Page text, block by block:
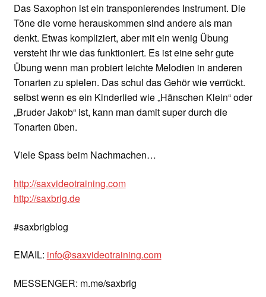
Das Saxophon ist ein transponierendes Instrument. Die
Töne die vorne herauskommen sind andere als man
denkt. Etwas kompliziert, aber mit ein wenig Übung
versteht ihr wie das funktioniert. Es ist eine sehr gute
Übung wenn man probiert leichte Melodien in anderen
Tonarten zu spielen. Das schul das Gehör wie verrückt.
selbst wenn es ein Kinderlied wie „Hänschen Klein“ oder
„Bruder Jakob“ ist, kann man damit super durch die
Tonarten üben.
Viele Spass beim Nachmachen…
http://saxvideotraining.com
http://saxbrig.de
#saxbrigblog
EMAIL: info@saxvideotraining.com
MESSENGER: m.me/saxbrig